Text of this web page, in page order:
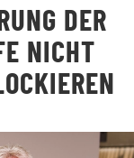
DER
NICHT